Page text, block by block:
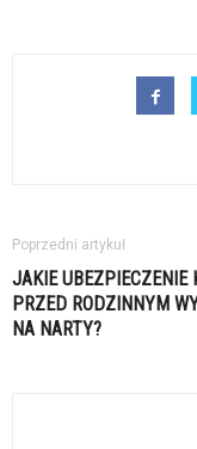
Poprzedni artykuł
JAKIE UBEZPIECZENIE
PRZED RODZINNYM
NA NARTY?